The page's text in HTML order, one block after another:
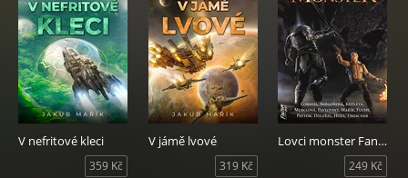
V nefritové kleci
359 Kč
V jámě lvové
319 Kč
Lovci monster Fantom
249 Kč